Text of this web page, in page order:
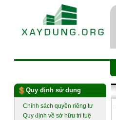
Quy định sử dụng
Chính sách quyền riêng tư
Quy định về sở hữu trí tuệ